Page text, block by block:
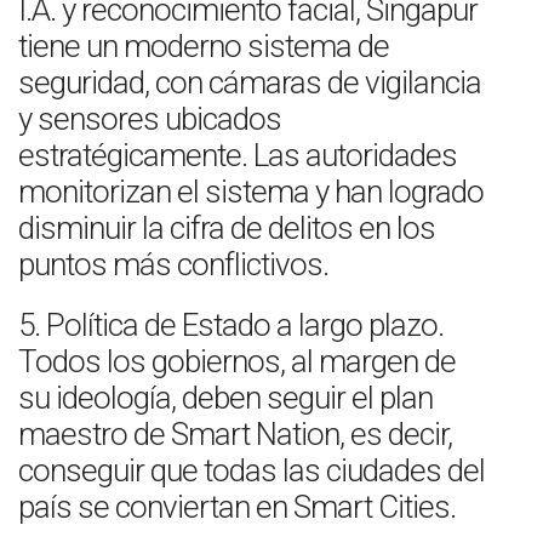
I.A. y reconocimiento facial, Singapur
tiene un moderno sistema de
seguridad, con cámaras de vigilancia
y sensores ubicados
estratégicamente. Las autoridades
monitorizan el sistema y han logrado
disminuir la cifra de delitos en los
puntos más conflictivos.
5. Política de Estado a largo plazo.
Todos los gobiernos, al margen de
su ideología, deben seguir el plan
maestro de Smart Nation, es decir,
conseguir que todas las ciudades del
país se conviertan en Smart Cities.